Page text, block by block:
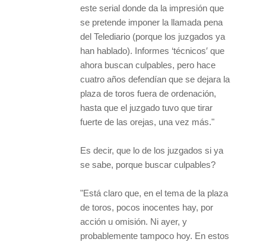
este serial donde da la impresión que
se pretende imponer la llamada pena
del Telediario (porque los juzgados ya
han hablado). Informes ‘técnicos′ que
ahora buscan culpables, pero hace
cuatro años defendían que se dejara la
plaza de toros fuera de ordenación,
hasta que el juzgado tuvo que tirar
fuerte de las orejas, una vez más."
Es decir, que lo de los juzgados si ya
se sabe, porque buscar culpables?
"Está claro que, en el tema de la plaza
de toros, pocos inocentes hay, por
acción u omisión. Ni ayer, y
probablemente tampoco hoy. En estos